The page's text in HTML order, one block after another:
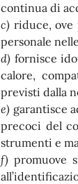
continua di
c) riduce, ove
personale
d) fornisce
calore,
previsti dalla
e) garantisce
precoci del
strumenti e
f) promuove